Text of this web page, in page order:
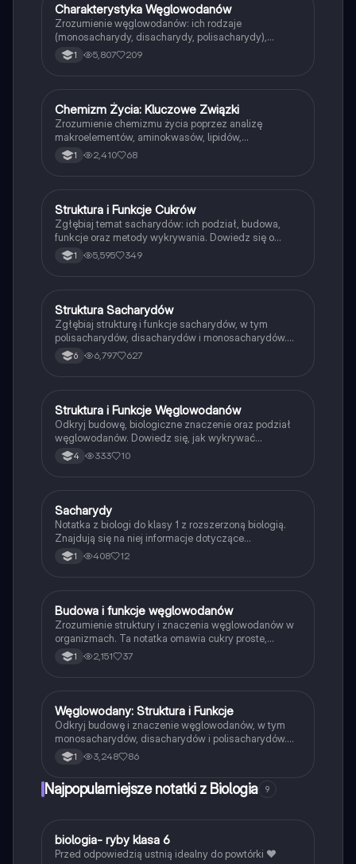
Biologia
Charakterystyka Węglowodanów
Zrozumienie węglowodanów: ich rodzaje
(monosacharydy, disacharydy, polisacharydy),
budowa chemiczna oraz funkcje w organizmach.
Dowiedz się o glukozie, fruktozie, skrobi i innych
1 5,807 209
Biologia
Chemizm Życia: Kluczowe Związki
Zrozumienie chemizmu życia poprzez analizę
makroelementów, aminokwasów, lipidów,
węglowodanów i ich funkcji w organizmach. Notatka
zawiera szczegółowe informacje o strukturze białek,
1 2,410 68
Biologia
Struktura i Funkcje Cukrów
Zgłębiaj temat sacharydów: ich podział, budowa,
funkcje oraz metody wykrywania. Dowiedz się o
monosacharydach, oligosacharydach i
polisacharydach, ich roli w organizmach oraz
1 5,595 349
Biologia
Struktura Sacharydów
Zgłębiaj strukturę i funkcje sacharydów, w tym
polisacharydów, disacharydów i monosacharydów.
Dowiedz się o ich roli w organizmach, takich jak
glikogen, celuloza i chityna. Idealne dla studentów
6 6,797 627
Biologia
Struktura i Funkcje Węglowodanów
Odkryj budowę, biologiczne znaczenie oraz podział
węglowodanów. Dowiedz się, jak wykrywać
monosacharydy i polisacharydy w materiałach
biologicznych. Idealne dla studentów biologii i nauk
4 333 10
Biologia
Sacharydy
Notatka z biologi do klasy 1 z rozszerzoną biologią.
Znajdują się na niej informacje dotyczące
sacharydów-cukrów. Monosacharydy,
oligosacharydy i polisacharydy. Została stworzona na
1 408 12
Biologia
Budowa i funkcje węglowodanów
Zrozumienie struktury i znaczenia węglowodanów w
organizmach. Ta notatka omawia cukry proste,
dwucukry i wielocukry, ich właściwości oraz rolę jako
materiałów zapasowych i budulcowych. Idealna dla
1 2,151 37
Biologia
Węglowodany: Struktura i Funkcje
Odkryj budowę i znaczenie węglowodanów, w tym
monosacharydów, disacharydów i polisacharydów.
Dowiedz się o kluczowych cukrach, takich jak
glukoza, fruktoza, skrobia i celuloza, oraz ich roli jako
organizmach roślinnych i zwierzęcych. Typ:
1 3,248 86
Najpopularniejsze notatki z Biologia 9
BBiologia
biologia- ryby klasa 6
Przed odpowiedzią ustnią idealny do powtórki ❤️